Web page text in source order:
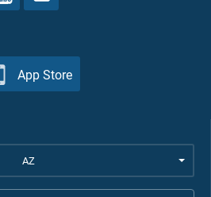
App Store
AZ